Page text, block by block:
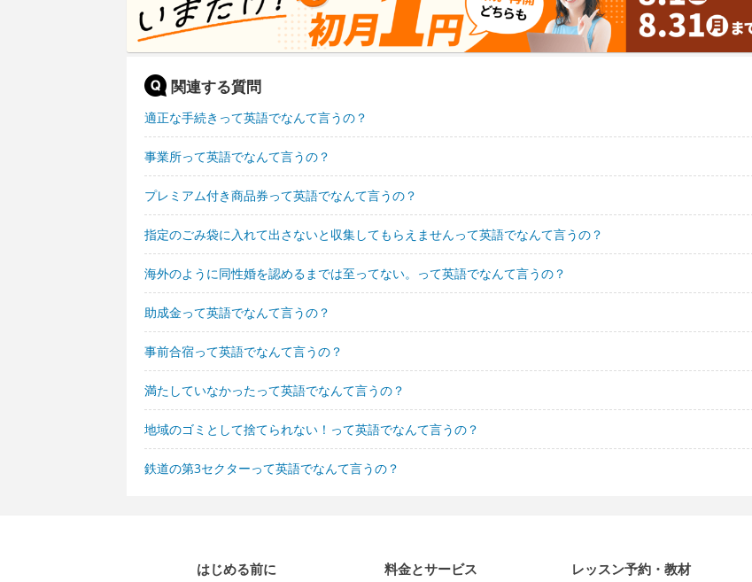
関連する質問
適正な手続きって英語でなんて言うの？
事業所って英語でなんて言うの？
プレミアム付き商品券って英語でなんて言うの？
指定のごみ袋に入れて出さないと収集してもらえませんって英語でなんて言うの？
海外のように同性婚を認めるまでは至ってない。って英語でなんて言うの？
助成金って英語でなんて言うの？
事前合宿って英語でなんて言うの？
満たしていなかったって英語でなんて言うの？
地域のゴミとして捨てられない！って英語でなんて言うの？
鉄道の第3セクターって英語でなんて言うの？
はじめる前に 料金とサービス レッスン予約・教材